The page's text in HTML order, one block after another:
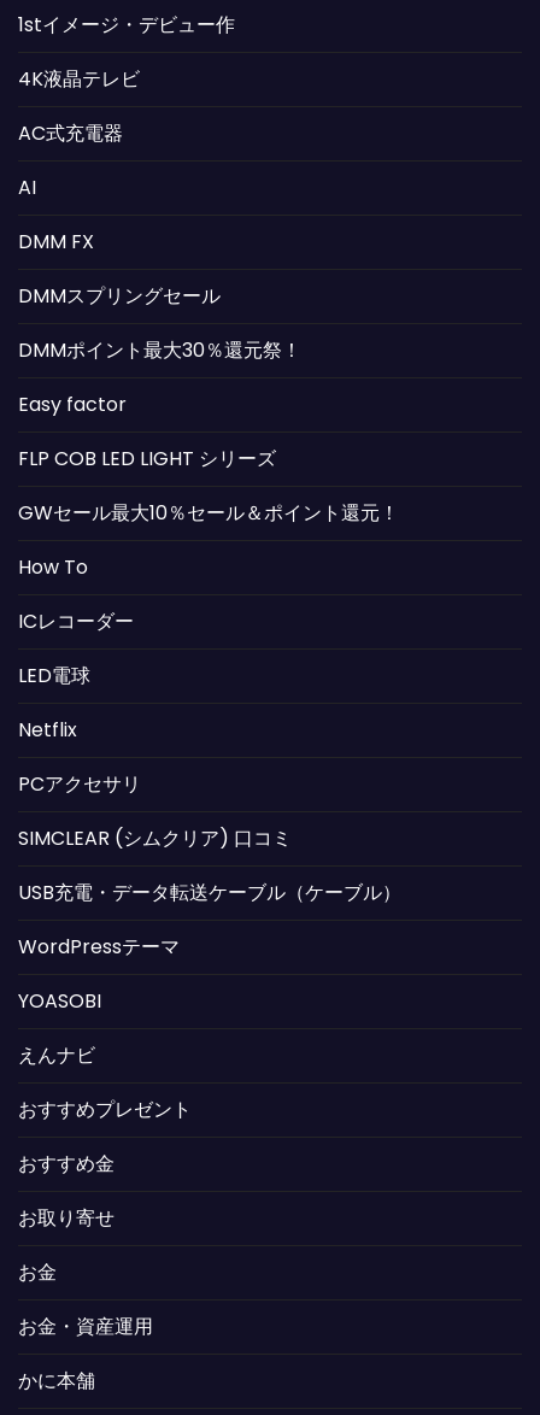
1stイメージ・デビュー作
4K液晶テレビ
AC式充電器
AI
DMM FX
DMMスプリングセール
DMMポイント最大30％還元祭！
Easy factor
FLP COB LED LIGHT シリーズ
GWセール最大10％セール＆ポイント還元！
How To
ICレコーダー
LED電球
Netflix
PCアクセサリ
SIMCLEAR (シムクリア) 口コミ
USB充電・データ転送ケーブル（ケーブル）
WordPressテーマ
YOASOBI
えんナビ
おすすめプレゼント
おすすめ金
お取り寄せ
お金
お金・資産運用
かに本舗